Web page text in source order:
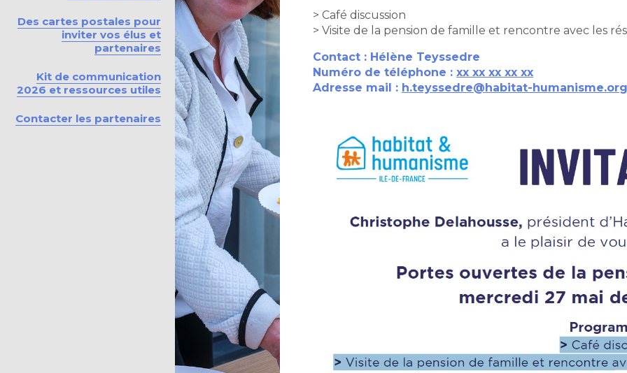
Des cartes postales pour
inviter vos élus et
partenaires
Kit de communication
2026 et ressources utiles
Contacter les partenaires
> Café discussion
> Visite de la pension de famille et rencontre avec les
Contact : Hélène Teyssedre
Numéro de téléphone :xx xx xx xx xx
Adresse mail : h.teyssedre@habitat-